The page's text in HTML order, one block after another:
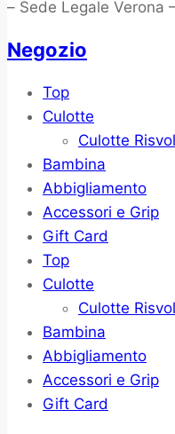
– Sede Legale Verona
Negozio
Top
Culotte
Culotte
Bambina
Abbigliamento
Accessori e Grip
Gift Card
Top
Culotte
Culotte
Bambina
Abbigliamento
Accessori e Grip
Gift Card